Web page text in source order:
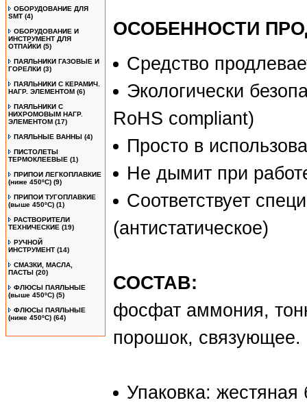
ОБОРУДОВАНИЕ ДЛЯ
SMT (4)
ОБОРУДОВАНИЕ И
ИНСТРУМЕНТ ДЛЯ
ОТПАЙКИ (5)
ПАЯЛЬНИКИ ГАЗОВЫЕ И
ГОРЕЛКИ (3)
ПАЯЛЬНИКИ С КЕРАМИЧ.
НАГР. ЭЛЕМЕНТОМ (6)
ПАЯЛЬНИКИ С
НИХРОМОВЫМ НАГР.
ЭЛЕМЕНТОМ (17)
ПАЯЛЬНЫЕ ВАННЫ (4)
ПИСТОЛЕТЫ
ТЕРМОКЛЕЕВЫЕ (1)
ПРИПОИ ЛЕГКОПЛАВКИЕ
(ниже 450ºС) (9)
ПРИПОИ ТУГОПЛАВКИЕ
(выше 450ºС) (1)
РАСТВОРИТЕЛИ
ТЕХНИЧЕСКИЕ (19)
РУЧНОЙ
ИНСТРУМЕНТ (14)
СМАЗКИ, МАСЛА,
ПАСТЫ (20)
ФЛЮСЫ ПАЯЛЬНЫЕ
(выше 450ºC) (5)
ФЛЮСЫ ПАЯЛЬНЫЕ
(ниже 450ºC) (64)
ОСОБЕННОСТИ
Средство
Экологически
RoHS compliant)
Просто в
Не дымит при
Соответствует
(антистатическое)
СОСТАВ:
фосфат аммония,
порошок, связующее.
Упаковка: жестяная